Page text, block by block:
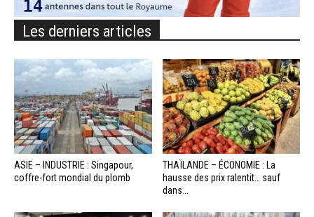
Les derniers articles
ASIE – INDUSTRIE : Singapour,
coffre-fort mondial du plomb
THAÏLANDE – ÉCONOMIE : La
hausse des prix ralentit… sauf
dans...